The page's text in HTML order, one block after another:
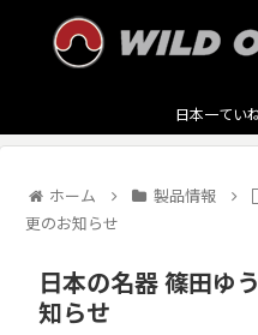
日本一てい
ホーム 製品情報
更のお知らせ
日本の名器 篠田ゆ
知らせ